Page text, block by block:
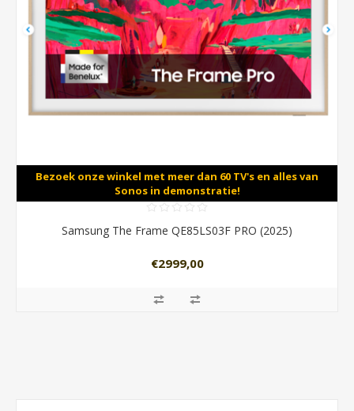
Bezoek onze winkel met meer dan 60 TV's en alles van
Sonos in demonstratie!
Samsung The Frame QE85LS03F PRO (2025)
€2999,00